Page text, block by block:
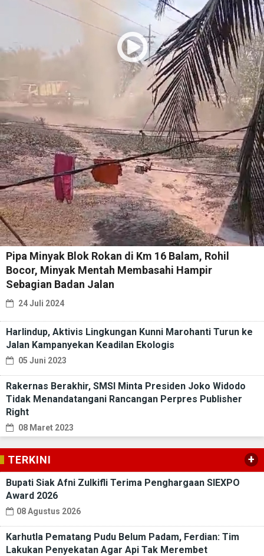
Pipa Minyak Blok Rokan di Km 16 Balam, Rohil
Bocor, Minyak Mentah Membasahi Hampir
Sebagian Badan Jalan
24 Juli 2024
Harlindup, Aktivis Lingkungan Kunni Marohanti Turun ke
Jalan Kampanyekan Keadilan Ekologis
05 Juni 2023
Rakernas Berakhir, SMSI Minta Presiden Joko Widodo
Tidak Menandatangani Rancangan Perpres Publisher
Right
08 Maret 2023
TERKINI +
Bupati Siak Afni Zulkifli Terima Penghargaan SIEXPO
Award 2026
08 Agustus 2026
Karhutla Pematang Pudu Belum Padam, Ferdian: Tim
Lakukan Penyekatan Agar Api Tak Merembet